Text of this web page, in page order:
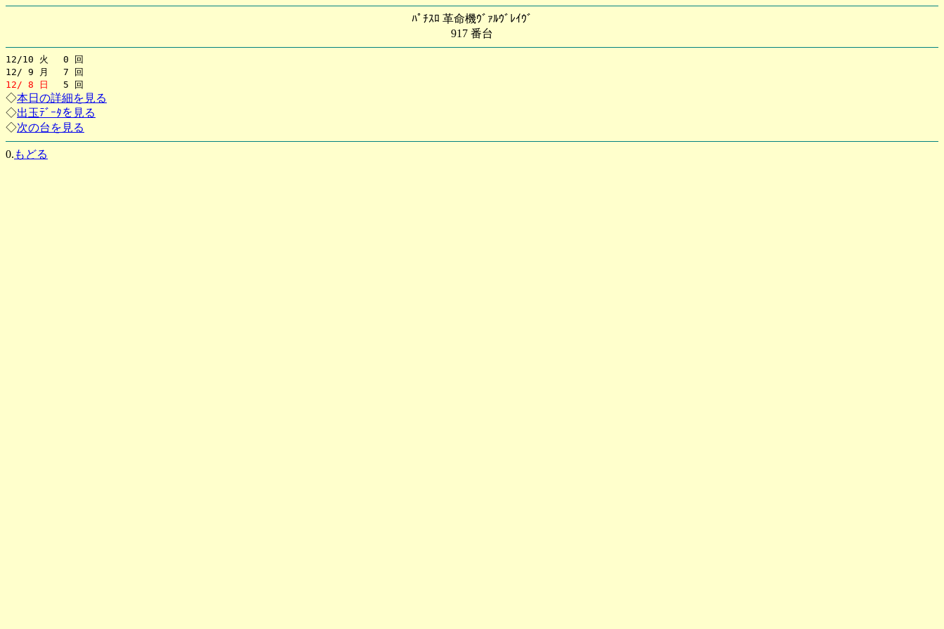
ﾊﾟﾁｽﾛ 革命機ｳﾞｧﾙｳﾞﾚｲｳﾞ
917 番台
12/10 火 0 回
12/ 9 月 7 回
12/ 8 日
5 回
◇本日の詳細を見る
◇出玉ﾃﾞｰﾀを見る
◇次の台を見る
0. もどる